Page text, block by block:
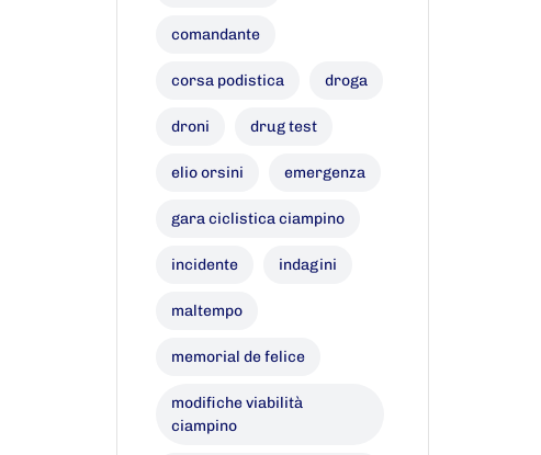
comandante
corsa podistica droga
droni drug test
elio orsini emergenza
gara ciclistica ciampino
incidente indagini
maltempo
memorial de felice
modifiche viabilità
ciampino